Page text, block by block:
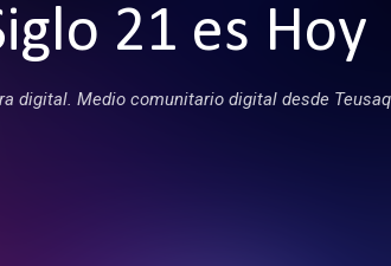
21 es Hoy
digital. Medio comunitario digital desde